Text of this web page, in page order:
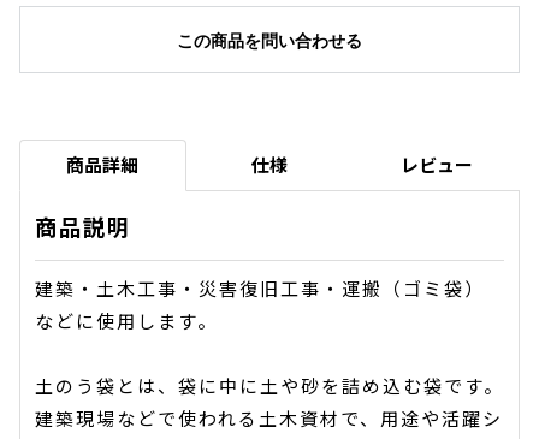
この商品を問い合わせる
商品詳細 仕様 レビュー
商品説明
建築・土木工事・災害復旧工事・運搬（ゴミ袋）
などに使用します。
土のう袋とは、袋に中に土や砂を詰め込む袋です。
建築現場などで使われる土木資材で、用途や活躍シ